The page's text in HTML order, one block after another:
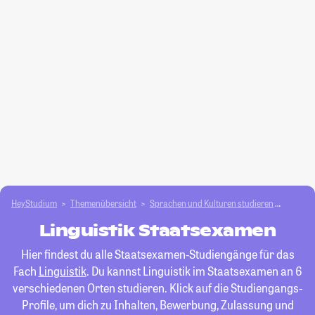
HeyStudium Themenübersicht Sprachen und Kulturen studieren
Linguistik Staatsexamen
Hier findest du alle Staatsexamen-Studiengänge für das
Fach Linguistik. Du kannst Linguistik im Staatsexamen an 6
verschiedenen Orten studieren. Klick auf die Studiengangs-
Profile, um dich zu Inhalten, Bewerbung, Zulassung und